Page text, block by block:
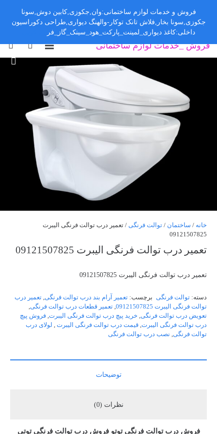
فروش _خدمات لوازم ساختمانی
خانه / ساختمان / توالت فرنگی / تعمیر درب توالت فرنگی الیبرت
09121507825
تعمیر درب توالت فرنگی الیبرت 09121507825
تعمیر درب توالت فرنگی الیبرت 09121507825
دسته: توالت فرنگی برچسب:تعمیر آرام بند درب توالت فرنگی,تعمیر درب
توالت فرنگی الیبرت 09121507825
, تعمیر قطعات درب توالت فرنگی,
تعویض درب توالت فرنگی, خرید پیچ درب توالت فرنگی الیبرت, فروش پیچ
درب توالت فرنگی الیبرت, قیمت درب توالت فرنگی الیبرت , لولای درب
توالت فرنگی, نصب درب توالت فرنگی
توضیحات
نظرات (0)
فروش درب توالت فرنگی توتو فروش درب توالت فرنگی توتی
فروش و خدمات لوازم ساختمانی:وان,جکوزی,کابین دوش,سونا
جکوزی,سونا بخار,فلاش تانک توکار-والهنگ دیواری,طراحی دکوراسیون
داخلی:کاغذ دیواری_لمینت_پارکت_هود_سینک_گاز_فر